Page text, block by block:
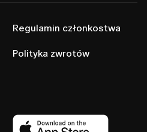
Regulamin członkostwa
Polityka zwrotów